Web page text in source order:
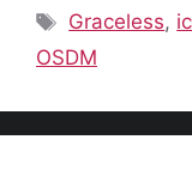
Tags
Graceless,
OSDM